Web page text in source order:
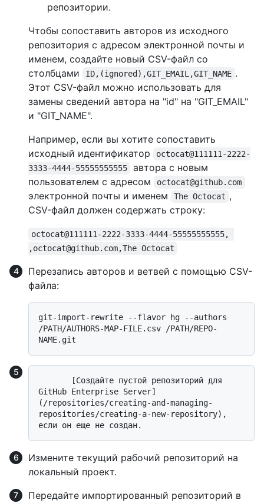
репозитории.
Чтобы сопоставить авторов из исходного
репозитория с адресом электронной почты и
именем, создайте новый CSV-файл со
столбцами
ID,(ignored),GIT_EMAIL,GIT_NAME .
Этот CSV-файл можно использовать для
замены сведений автора на "id" на "GIT_EMAIL"
и "GIT_NAME".
Например, если вы хотите сопоставить
исходный идентификатор
octocat@111111-2222-
3333-4444-55555555555
автора с новым
пользователем с адресом
octocat@github.com
электронной почты и именем The Octocat ,
CSV-файл должен содержать строку:
octocat@111111-2222-3333-4444-55555555555,
,octocat@github.com,The Octocat
Перезапись авторов и ветвей с помощью CSV-
файла:
git-import-rewrite --flavor hg --authors
/PATH/AUTHORS-MAP-FILE.csv /PATH/REPO-
GitHub Enterprise Server]
(/repositories/creating-and-managing-
repositories/creating-a-new-repository),
Измените текущий рабочий репозиторий на
локальный проект.
Передайте импортированный репозиторий в